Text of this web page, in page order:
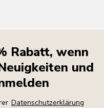
Rabatt, wenn
und
Datenschutzerklärung